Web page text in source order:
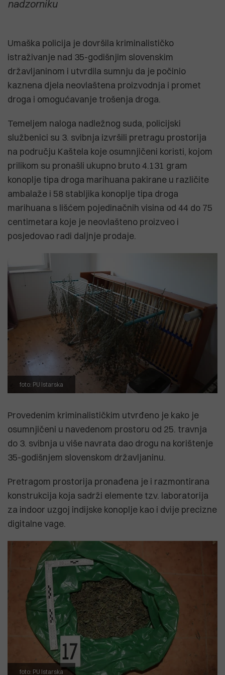
nadzorniku
Umaška policija je dovršila kriminalističko
istraživanje nad 35-godišnjim slovenskim
državljaninom i utvrdila sumnju da je počinio
kaznena djela neovlaštena proizvodnja i promet
droga i omogućavanje trošenja droga.
Temeljem naloga nadležnog suda, policijski
službenici su 3. svibnja izvršili pretragu prostorija
na području Kaštela koje osumnjičeni koristi, kojom
prilikom su pronašli ukupno bruto 4.131 gram
konoplje tipa droga marihuana pakirane u različite
ambalaže i 58 stabljika konoplje tipa droga
marihuana s lišćem pojedinačnih visina od 44 do 75
centimetara koje je neovlašteno proizveo i
posjedovao radi daljnje prodaje.
foto: PU Istarska
Provedenim kriminalističkim utvrđeno je kako je
osumnjičeni u navedenom prostoru od 25. travnja
do 3. svibnja u više navrata dao drogu na korištenje
35-godišnjem slovenskom državljaninu.
Pretragom prostorija pronađena je i razmontirana
konstrukcija koja sadrži elemente tzv. laboratorija
za indoor uzgoj indijske konoplje kao i dvije precizne
digitalne vage.
foto: PU Istarska